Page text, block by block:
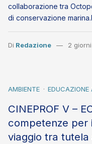
collaborazione tra
di conservazione
Di Redazione 2
AMBIENTE EDUCAZIONE
CINEPROF V –
competenze per
viaggio tra